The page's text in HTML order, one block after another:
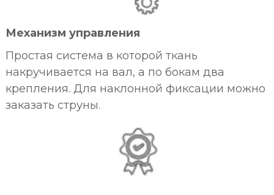
Механизм управления
Простая система в которой ткань
накручивается на вал, а по бокам два
крепления. Для наклонной фиксации можно
заказать струны.